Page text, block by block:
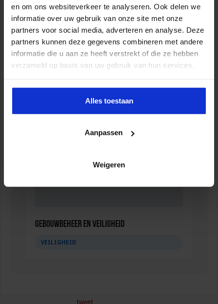
en om ons websiteverkeer te analyseren. Ook delen we
informatie over uw gebruik van onze site met onze
partners voor social media, adverteren en analyse. Deze
partners kunnen deze gegevens combineren met andere
informatie die u aan ze heeft verstrekt of die ze hebben
verzameld op basis van uw gebruik van hun services.
Alles toestaan
Aanpassen
Weigeren
Opleiding Adviseur zorg en veiligheid
Gebouwbeheer en veiligheid
VEILIGHEID
tweet